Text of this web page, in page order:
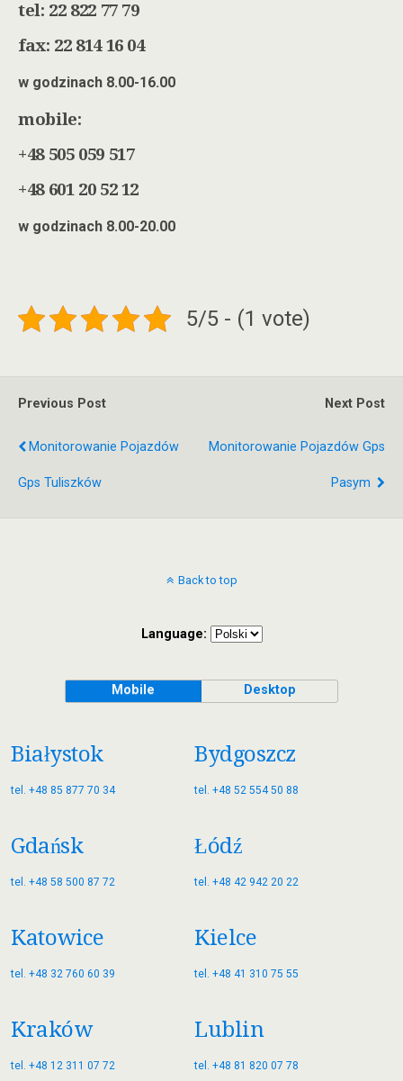
tel: 22 822 77 79
fax: 22 814 16 04
w godzinach 8.00-16.00
mobile:
+48 505 059 517
+48 601 20 52 12
w godzinach 8.00-20.00
5/5 - (1 vote)
Previous Post
Monitorowanie Pojazdów
Gps Tuliszków
Next Post
Monitorowanie Pojazdów Gps
Pasym
Back to top
Language:
Mobile Desktop
Białystok
tel. +48 85 877 70 34
Bydgoszcz
tel. +48 52 554 50 88
Gdańsk
tel. +48 58 500 87 72
Łódź
tel. +48 42 942 20 22
Katowice
tel. +48 32 760 60 39
Kielce
tel. +48 41 310 75 55
Kraków
tel. +48 12 311 07 72
Lublin
tel. +48 81 820 07 78